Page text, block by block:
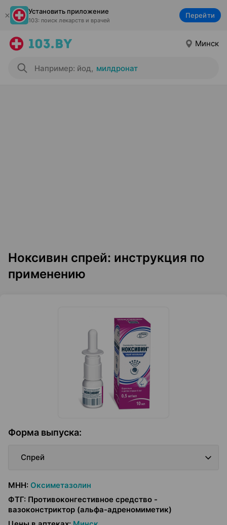
Установить приложение
103: поиск лекарств и врачей
Перейти
Минск
Например: йод, милдронат
Ноксивин спрей: инструкция по
применению
Форма выпуска:
Спрей
МНН: Оксиметазолин
ФТГ: Противоконгестивное средство -
вазоконстриктор (альфа-адреномиметик)